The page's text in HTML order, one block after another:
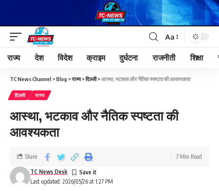
Aa
राज्य देश विदेश क्राइम दुर्घटना राजनीती शिक्षा
TC News Channel >Blog >राज्य>दिल्ली>आस्था, भटकाव और नैतिक स्पष्टता की आवश्यकता
दिल्ली राज्य
आस्था, भटकाव और नैतिक स्पष्टता की
आवश्यकता
Last updated: 2026/05/26 at 1:27 PM
TC News Desk
Share 7 Min Read